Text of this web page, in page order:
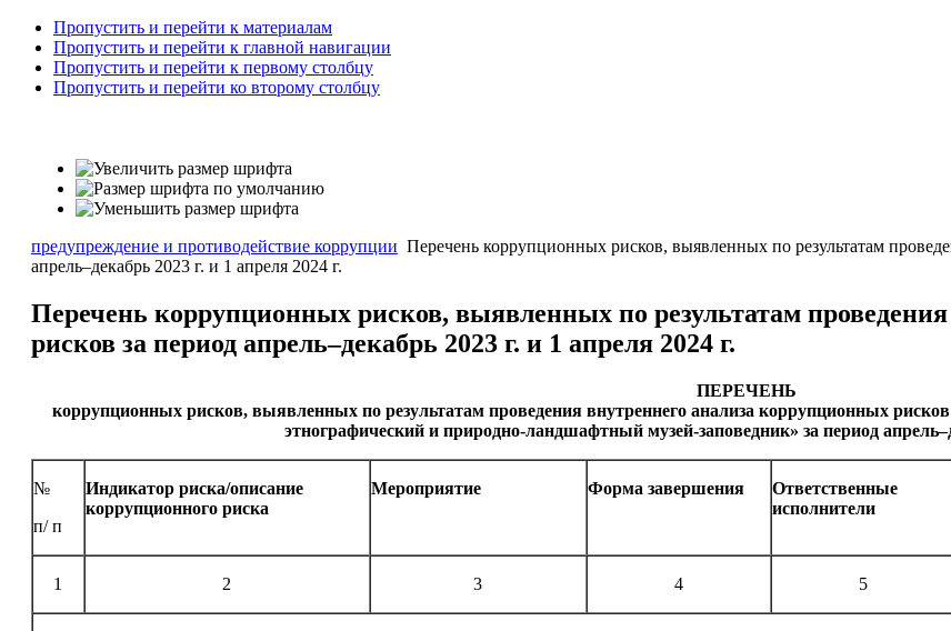
Пропустить и перейти к материалам
Пропустить и перейти к главной навигации
Пропустить и перейти к первому столбцу
Пропустить и перейти ко второму столбцу
предупреждение и противодействие коррупции Перечень коррупционных рисков, выявленных по результатам
апрель–декабрь 2023 г. и 1 апреля 2024 г.
Перечень коррупционных рисков, выявленных по результатам
рисков за период апрель–декабрь 2023 г. и 1 апреля 2024 г.
ПЕРЕЧЕНЬ
коррупционных рисков, выявленных по результатам проведения внутреннего анализа коррупционных
этнографический и природно-ландшафтный музей-заповедник» за период
№
п/ п
Индикатор риска/описание
коррупционного риска
Мероприятие Форма завершения
Ответственные
исполнители
1 2 3 4 5